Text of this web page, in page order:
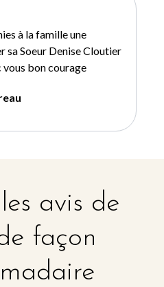
à la famille une
sa Soeur Denise Cloutier
vous bon courage
avis de
façon